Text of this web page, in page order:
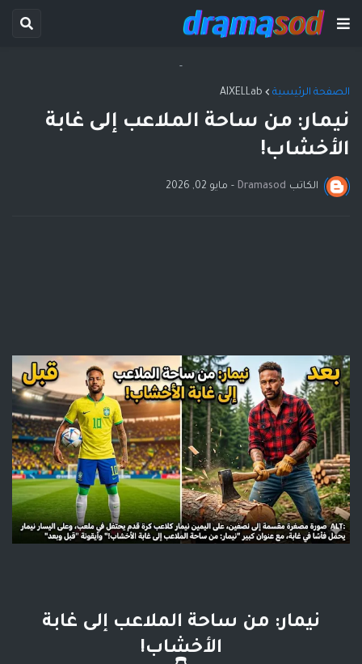
-
الصفحة الرئيسية AIXELLab
نيمار: من ساحة الملاعب إلى غابة
الأخشاب!
الكاتب Dramasod
- مايو 02, 2026
نيمار: من ساحة الملاعب إلى غابة
الأخشاب!